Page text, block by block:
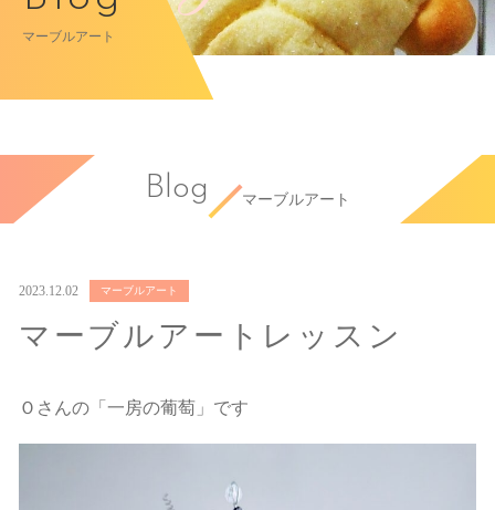
マーブルアート
Blog マーブルアート
2023.12.02 マーブルアート
マーブルアートレッスン
Ｏさんの「一房の葡萄」です